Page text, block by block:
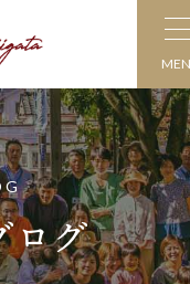
ログ